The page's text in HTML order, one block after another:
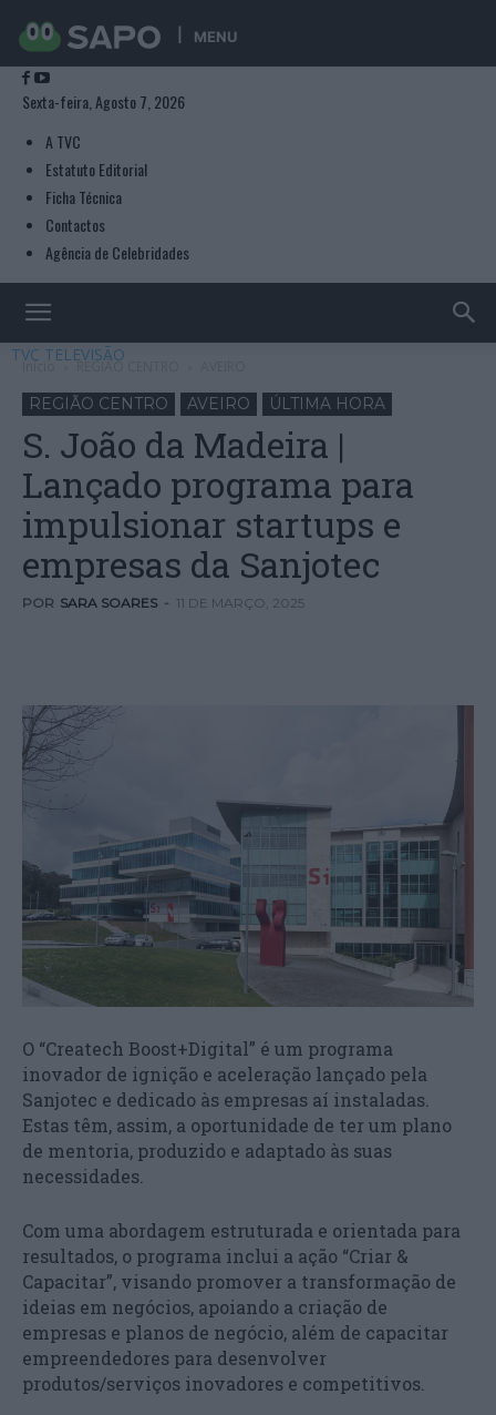
MENU
Sexta-feira, Agosto 7, 2026
A TVC
Estatuto Editorial
Ficha Técnica
Contactos
Agência de Celebridades
TVC TELEVISÃO
Início REGIÃO CENTRO
REGIÃO CENTRO AVEIRO ÚLTIMA HORA
S. João da Madeira |
Lançado programa para
impulsionar startups e
empresas da Sanjotec
POR SARA SOARES - 11 DE MARÇO, 2025
O “Createch Boost+Digital” é um programa
inovador de ignição e aceleração lançado pela
Sanjotec e dedicado às empresas aí instaladas.
Estas têm, assim, a oportunidade de ter um plano
de mentoria, produzido e adaptado às suas
necessidades.
Com uma abordagem estruturada e orientada para
resultados, o programa inclui a ação “Criar &
Capacitar”, visando promover a transformação de
ideias em negócios, apoiando a criação de
empresas e planos de negócio, além de capacitar
empreendedores para desenvolver
produtos/serviços inovadores e competitivos.